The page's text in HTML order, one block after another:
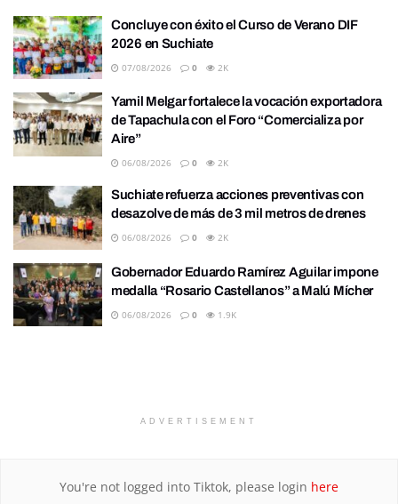
Concluye con éxito el Curso de Verano DIF
2026 en Suchiate
07/08/2026 0 2K
Yamil Melgar fortalece la vocación exportadora
de Tapachula con el Foro “Comercializa por
Aire”
06/08/2026 0 2K
Suchiate refuerza acciones preventivas con
desazolve de más de 3 mil metros de drenes
06/08/2026 0 2K
Gobernador Eduardo Ramírez Aguilar impone
medalla “Rosario Castellanos” a Malú Mícher
06/08/2026 0 1.9K
ADVERTISEMENT
You're not logged into Tiktok, please login here